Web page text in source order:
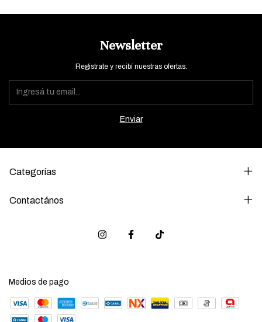
Newsletter
Registrate y recibí nuestras ofertas.
Categorías
Contactános
Medios de pago